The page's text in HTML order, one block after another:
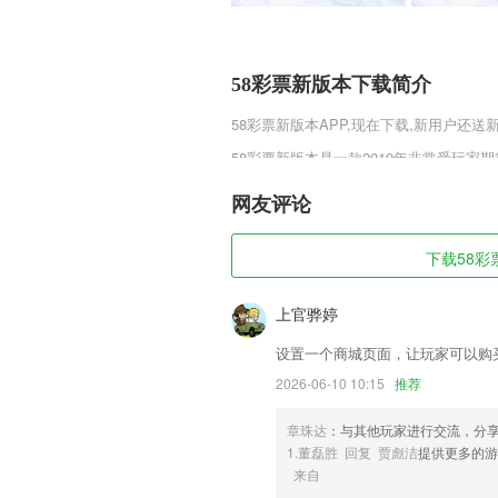
58彩票新版本下载简介
58彩票新版本APP,现在下载,新用户还送
58彩票新版本是一款2019年非常受玩家
服天梯，公会争霸等玩法，让玩家感受
58彩票新版本软件特色
我的技巧，避免遇到同样的情况无法处理
2,海量会员信息,一键精准查询
3,出众设计
花的贴身高手……
5,微信小程序
网友评论
下载58彩
上官骅婷
设置一个商城页面，让玩家可以
2026-06-10 10:15 推荐
章珠达 ：与其他玩家进行交流，分
1.董磊胜 回复 贾彪洁提供更多的
来自